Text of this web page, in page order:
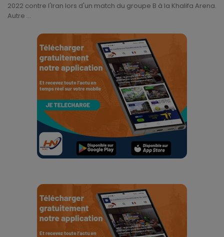
Échos des collectivités
Chroniques
Nécrologie
Éditorial
Francais
2022 contre l'Iran lors d'un match du groupe B à la Khalifa Arena.
Autre ...